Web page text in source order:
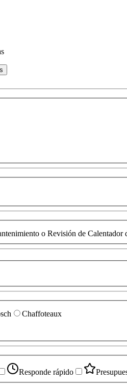
o Revisión de Calentador
Chaffoteaux
Responde rápido